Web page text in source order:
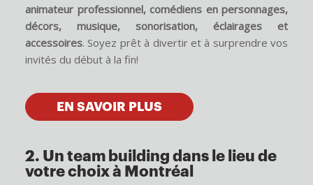
animateur professionnel, comédiens en personnages,
décors, musique, sonorisation, éclairages et
accessoires. Soyez prêt à divertir et à surprendre vos
invités du début à la fin!
EN SAVOIR PLUS
2. Un team building dans le lieu de
votre choix à Montréal